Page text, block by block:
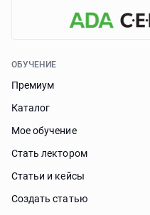
ОБУЧЕНИЕ
Премиум
Каталог
Мое обучение
Стать лектором
Статьи и кейсы
Cоздать статью